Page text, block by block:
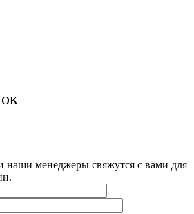
наши менеджеры свяжутся с вами для